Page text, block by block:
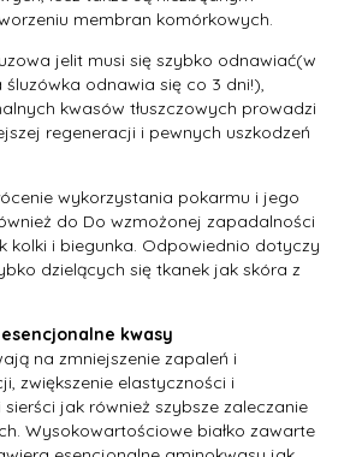
membran komórkowych.
jelit musi się szybko odnawiać(w
śluzówka odnawia się co 3 dni!),
kwasów tłuszczowych prowadzi
regeneracji i pewnych uszkodzeń
wykorzystania pokarmu i jego
do Do wzmożonej zapadalności
kolki i biegunka. Odpowiednio dotyczy
dzielących się tkanek jak skóra z
esencjonalne kwasy
na zmniejszenie zapaleń i
zwiększenie elastyczności i
jak również szybsze zaleczanie
Wysokowartościowe białko zawarte